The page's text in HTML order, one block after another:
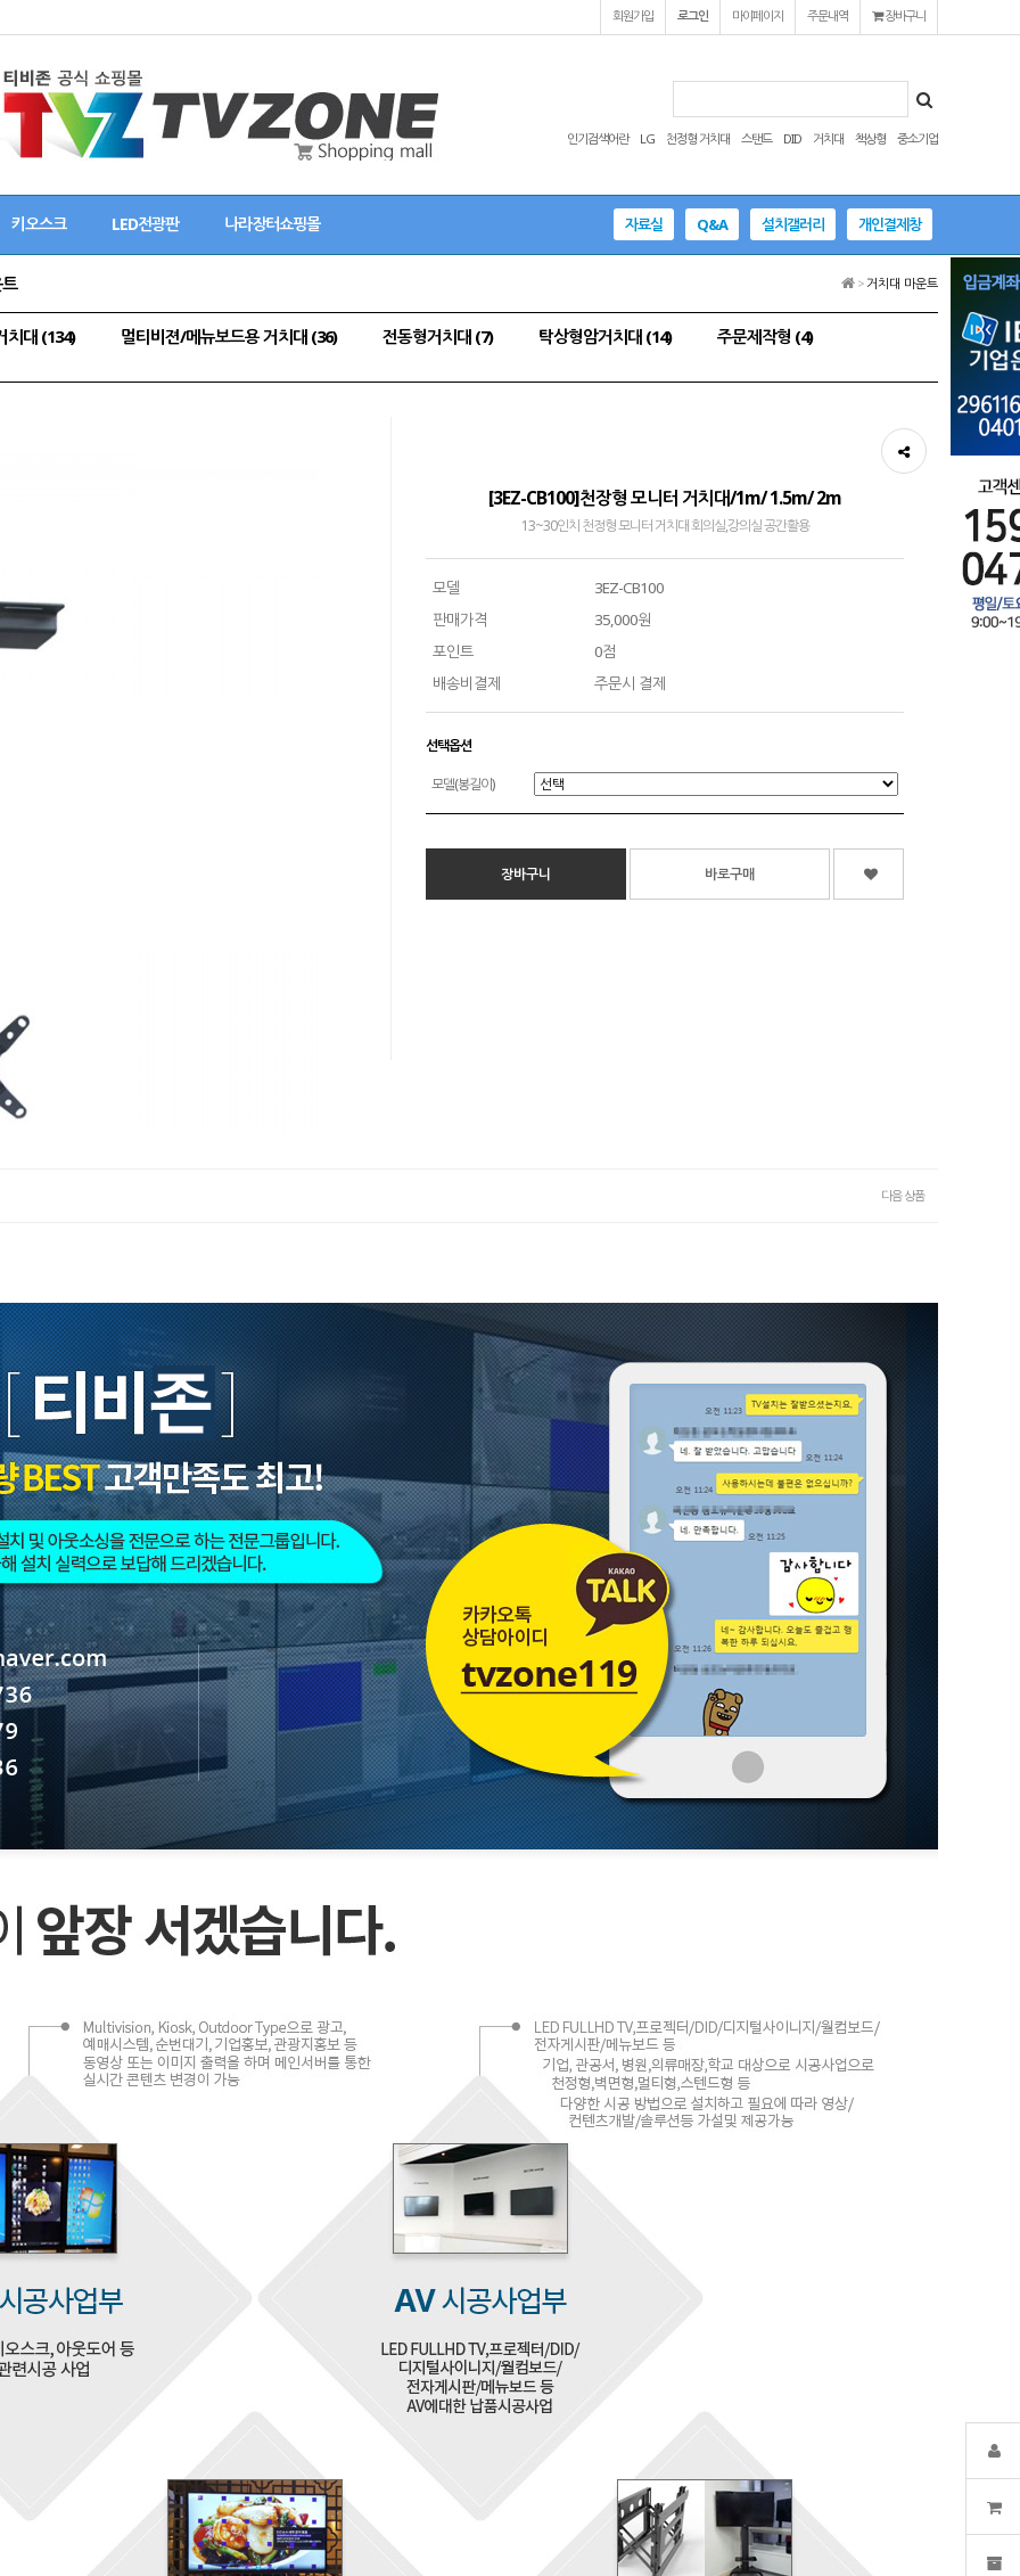
회원가입 로그인 마이페이지 주문내역 장바구니
인기검색어란 LG 천정형 거치대 스탠드 DID 거치대 책상형 중소기업
키오스크 LED전광판 나라장터쇼핑몰 자료실 Q&A 설치갤러리 개인결제창
> 거치대 마운트
치대 (134) 멀티비젼/메뉴보드용 거치대 (36) 전동형거치대 (7) 탁상형암거치대 (14) 주문제작형 (4)
[3EZ-CB100]천장형 모니터 거치대/1m/ 1.5m/ 2m
13~30인치 천정형 모니터 거치대 회의실,강의실 공간활용
모델
3EZ-CB100
판매가격
35,000원
포인트
0점
배송비결제
주문시 결제
선택옵션
모델(봉길이)
다음 상품